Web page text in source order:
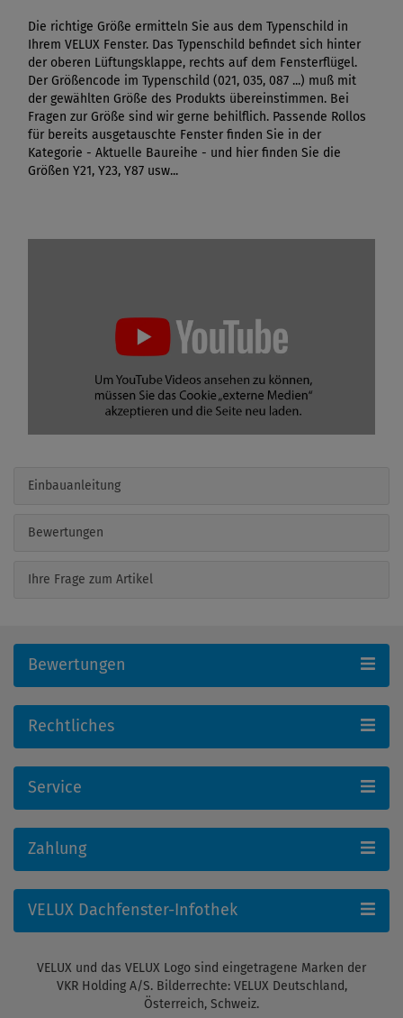
Die richtige Größe ermitteln Sie aus dem Typenschild in
Ihrem VELUX Fenster. Das Typenschild befindet sich hinter
der oberen Lüftungsklappe, rechts auf dem Fensterflügel.
Der Größencode im Typenschild (021, 035, 087 ...) muß mit
der gewählten Größe des Produkts übereinstimmen. Bei
Fragen zur Größe sind wir gerne behilflich. Passende Rollos
für bereits ausgetauschte Fenster finden Sie in der
Kategorie - Aktuelle Baureihe - und hier finden Sie die
Größen Y21, Y23, Y87 usw...
Einbauanleitung
Bewertungen
Ihre Frage zum Artikel
Bewertungen
Rechtliches
Service
Zahlung
VELUX Dachfenster-Infothek
VELUX und das VELUX Logo sind eingetragene Marken der
VKR Holding A/S. Bilderrechte: VELUX Deutschland,
Österreich, Schweiz.